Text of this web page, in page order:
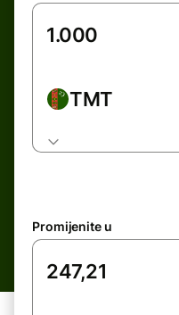
TMT
Promijenite u